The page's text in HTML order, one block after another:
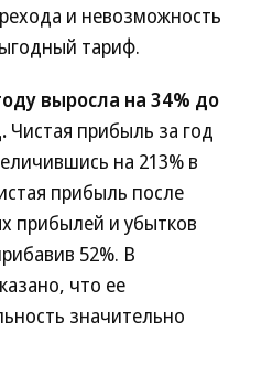
и невозможность
тариф.
выросла на 34% до
Чистая прибыль за год
на 213% в
прибыль после
прибылей и убытков
52%. В
что ее
значительно